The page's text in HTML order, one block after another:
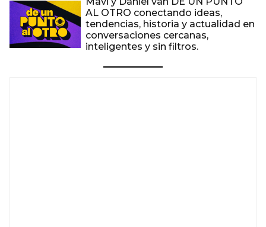
AL OTRO conectando ideas,
tendencias, historia y actualidad en
conversaciones cercanas,
inteligentes y sin filtros.